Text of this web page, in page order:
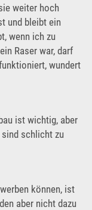
weiter hoch
und bleibt ein
wenn ich zu
Raser war, darf
wundert
ist wichtig, aber
schlicht zu
können, ist
aber nicht dazu